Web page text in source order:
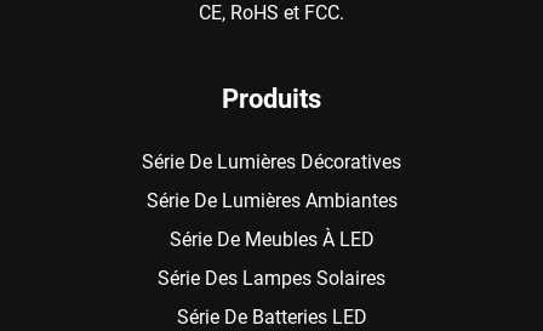
CE, RoHS et FCC.
Produits
Série De Lumières Décoratives
Série De Lumières Ambiantes
Série De Meubles À LED
Série Des Lampes Solaires
Série De Batteries LED